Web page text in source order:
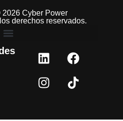
Cyber Power
derechos reservados.